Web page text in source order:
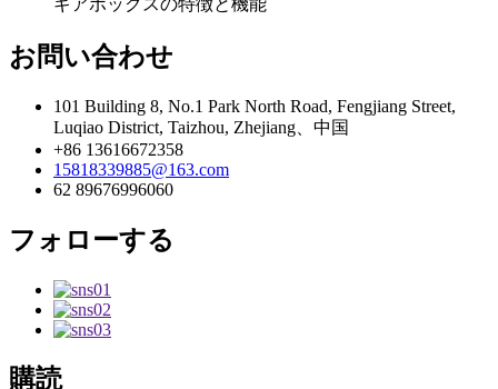
お問い合わせ
101 Building 8, No.1 Park North Road, Fengjiang Street,
Luqiao District, Taizhou, Zhejiang、中国
+86 13616672358
15818339885@163.com
62 89676996060
フォローする
購読